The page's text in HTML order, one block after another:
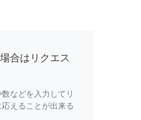
合はリクエス
などを入力してリ
えることが出来る